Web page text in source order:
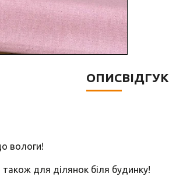
ОПИСВІДГУК
вологи!
для ділянок біля будинку!